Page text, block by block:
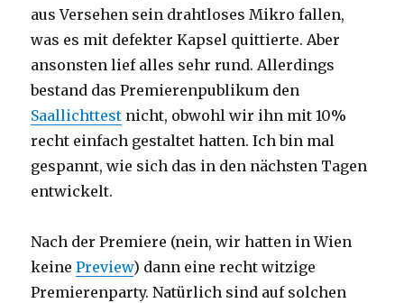
aus Versehen sein drahtloses Mikro fallen,
was es mit defekter Kapsel quittierte. Aber
ansonsten lief alles sehr rund. Allerdings
bestand das Premierenpublikum den
Saallichttest nicht, obwohl wir ihn mit 10%
recht einfach gestaltet hatten. Ich bin mal
gespannt, wie sich das in den nächsten Tagen
entwickelt.
Nach der Premiere (nein, wir hatten in Wien
keinePreview) dann eine recht witzige
Premierenparty. Natürlich sind auf solchen